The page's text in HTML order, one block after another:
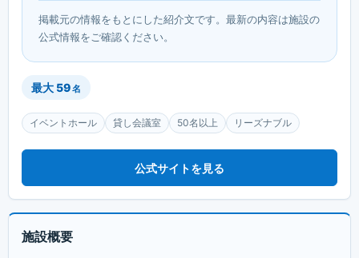
掲載元の情報をもとにした紹介文です。最新の内容は施設の
公式情報をご確認ください。
最大 59名
イベントホール 貸し会議室 50名以上 リーズナブル
公式サイトを見る
施設概要